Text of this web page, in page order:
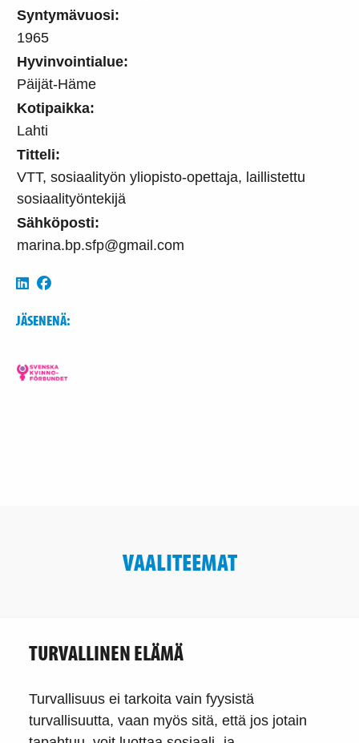
Syntymävuosi:
1965
Hyvinvointialue:
Päijät-Häme
Kotipaikka:
Lahti
Titteli:
VTT, sosiaalityön yliopisto-opettaja, laillistettu
sosiaalityöntekijä
Sähköposti:
marina.bp.sfp@gmail.com
JÄSENENÄ:
VAALITEEMAT
TURVALLINEN ELÄMÄ
Turvallisuus ei tarkoita vain fyysistä
turvallisuutta, vaan myös sitä, että jos jotain